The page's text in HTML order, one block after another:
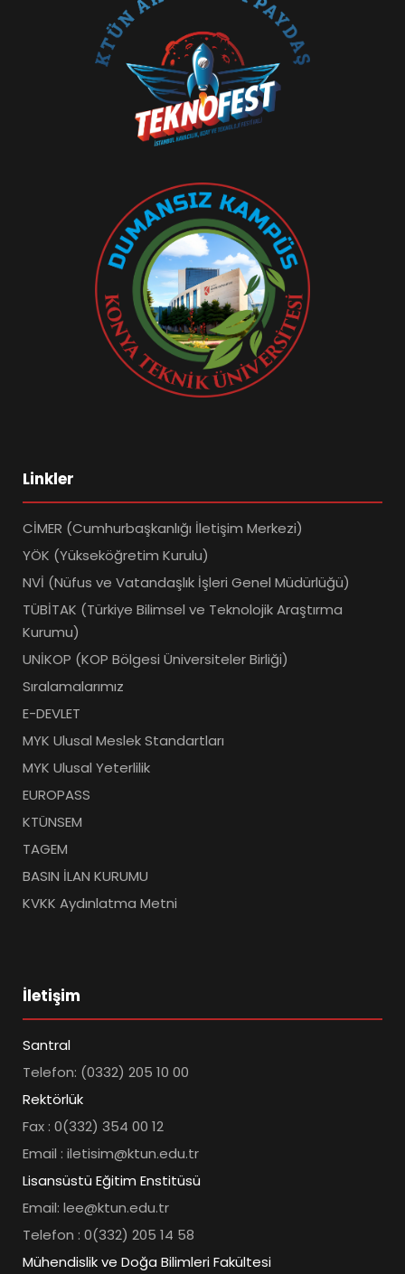
Linkler
CİMER (Cumhurbaşkanlığı İletişim Merkezi)
YÖK (Yükseköğretim Kurulu)
NVİ (Nüfus ve Vatandaşlık İşleri Genel Müdürlüğü)
TÜBİTAK (Türkiye Bilimsel ve Teknolojik Araştırma
Kurumu)
UNİKOP (KOP Bölgesi Üniversiteler Birliği)
Sıralamalarımız
E-DEVLET
MYK Ulusal Meslek Standartları
MYK Ulusal Yeterlilik
EUROPASS
KTÜNSEM
TAGEM
BASIN İLAN KURUMU
KVKK Aydınlatma Metni
İletişim
Santral
Telefon: (0332) 205 10 00
Rektörlük
Fax : 0(332) 354 00 12
Email : iletisim@ktun.edu.tr
Lisansüstü Eğitim Enstitüsü
Email: lee@ktun.edu.tr
Telefon : 0(332) 205 14 58
Mühendislik ve Doğa Bilimleri Fakültesi